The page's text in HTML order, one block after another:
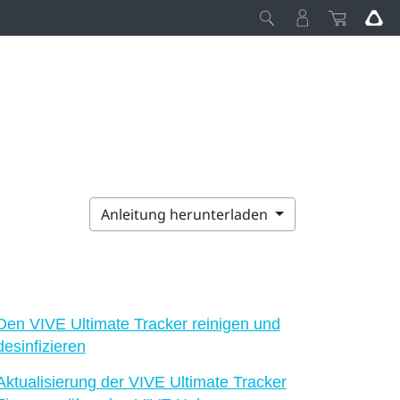
Anleitung herunterladen
VIVE Ultimate Tracker reinigen und
der VIVE Ultimate Tracker